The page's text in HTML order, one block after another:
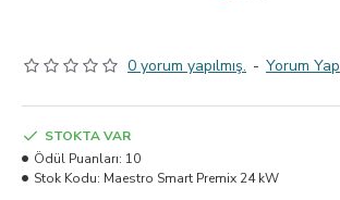
0 yorum yapılmış. - Yorum Yap
STOKTA VAR
Ödül Puanları: 10
Stok Kodu: Maestro Smart Premix 24 kW